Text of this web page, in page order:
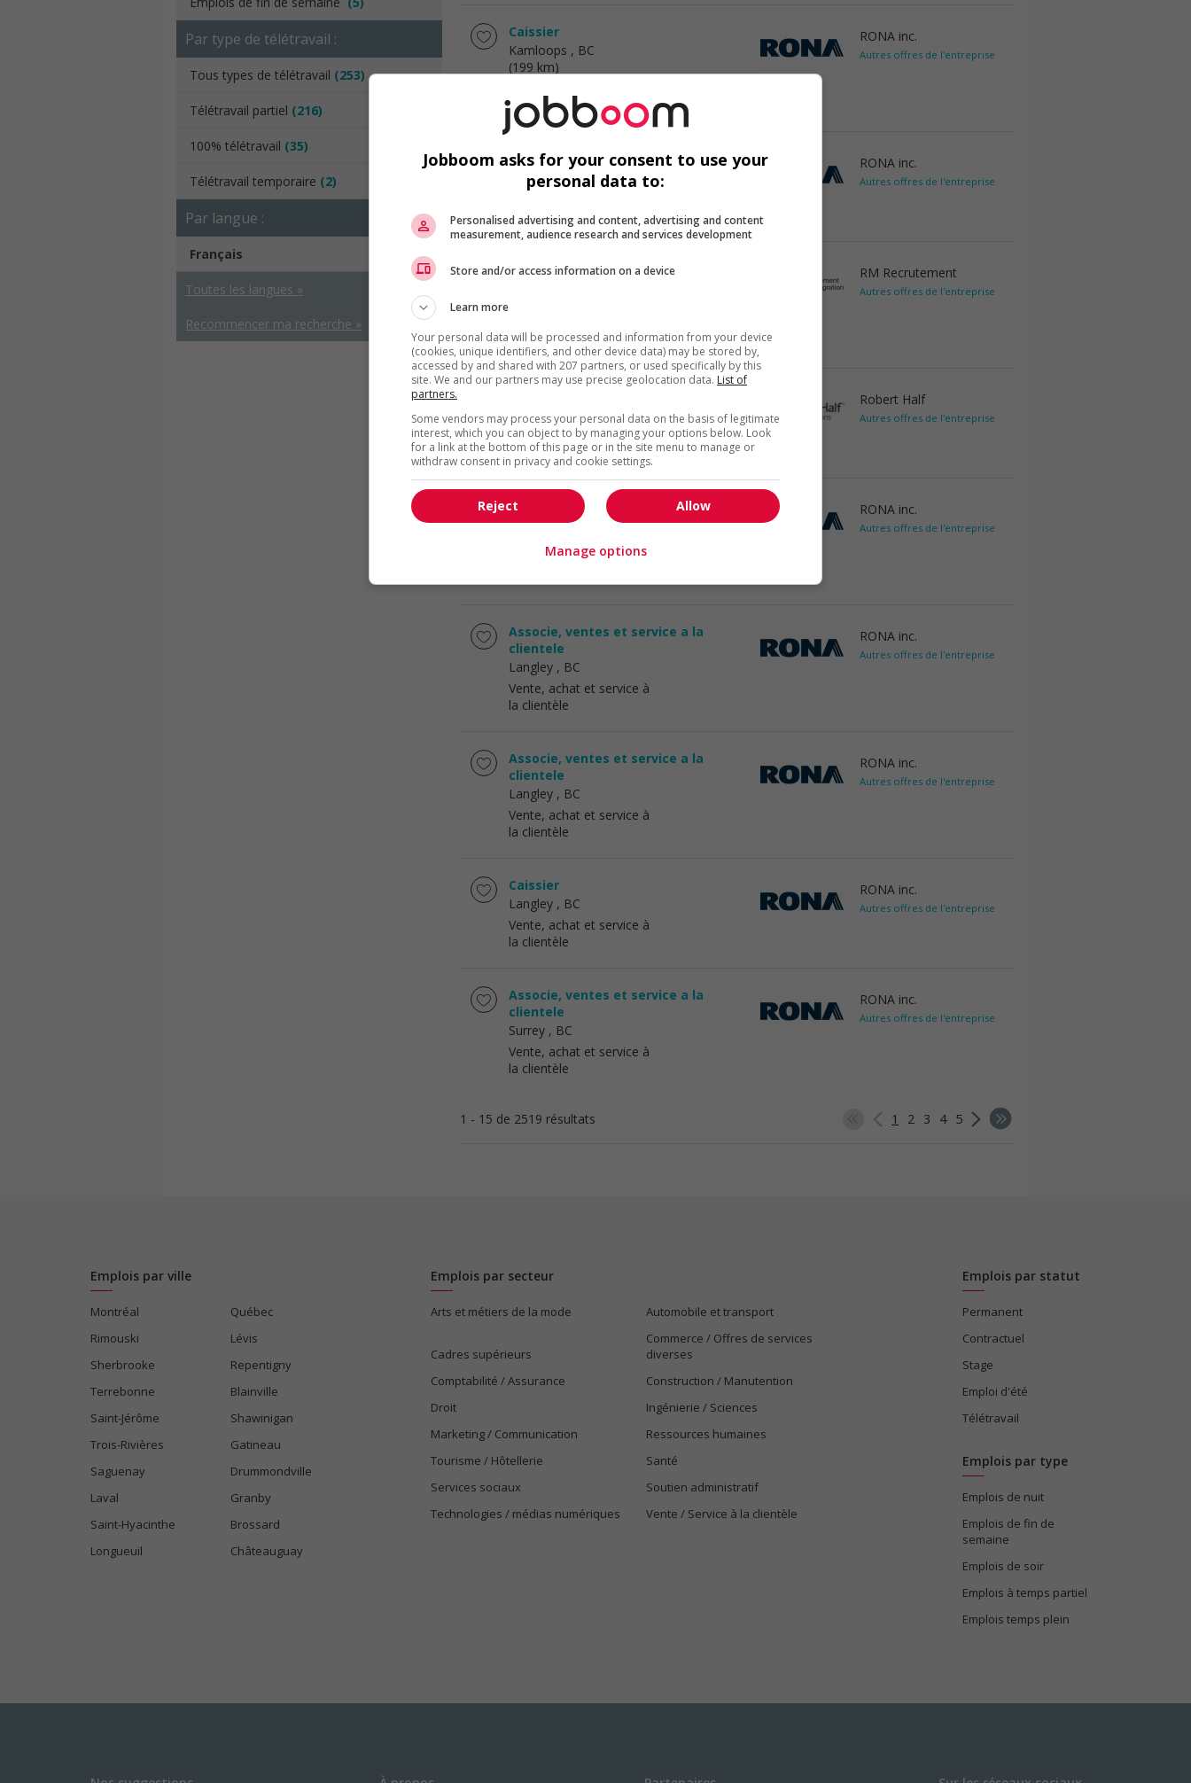
Par type de télétravail :
Tous types de télétravail (253)
Télétravail partiel (216)
100% télétravail (35)
Télétravail temporaire (2)
Par langue :
Français
Toutes les langues »
Recommencer ma recherche »
Caissier
Kamloops , BC
(199 km)
la clientèle
RONA inc.
Autres offres de l'entreprise
Directeur général
Chilliwack, BC
direction
RONA inc.
Autres offres de l'entreprise
Ice river springs water co. inc. -
et manutention
RM Recrutement
Autres offres de l'entreprise
Abbotsford, BC
Construction, production
et manutention
Robert Half
Autres offres de l'entreprise
Associé, service à la clientele
(s1)electricité
Vente, achat et service à
RONA inc.
Autres offres de l'entreprise
Associe, ventes et service a la
clientele
Langley , BC
Vente, achat et service à
la clientèle
RONA inc.
Autres offres de l'entreprise
Associe, ventes et service a la
clientele
Langley , BC
Vente, achat et service à
la clientèle
RONA inc.
Autres offres de l'entreprise
Caissier
Langley , BC
Vente, achat et service à
la clientèle
RONA inc.
Autres offres de l'entreprise
Associe, ventes et service a la
clientele
Surrey , BC
Vente, achat et service à
la clientèle
RONA inc.
Autres offres de l'entreprise
1 - 15 de 2519 résultats 1 2 3 4 5
Emplois par ville
Montréal
Québec
Rimouski
Lévis
Sherbrooke
Repentigny
Terrebonne
Blainville
Saint-Jérôme
Shawinigan
Trois-Rivières
Gatineau
Saguenay
Drummondville
Laval
Granby
Saint-Hyacinthe
Brossard
Longueuil
Châteauguay
Emplois par secteur
Arts et métiers de la mode Automobile et transport
Cadres supérieurs
Commerce / Offres de services
diverses
Comptabilité / Assurance
Construction / Manutention
Droit
Ingénierie / Sciences
Marketing / Communication
Ressources humaines
Tourisme / Hôtellerie
Santé
Services sociaux
Soutien administratif
Technologies / médias numériques
Vente / Service à la clientèle
Emplois par statut
Permanent
Contractuel
Stage
Emploi d'été
Télétravail
Emplois par type
Emplois de nuit
Emplois de fin de
semaine
Emplois de soir
Emplois à temps partiel
Emplois temps plein
Jobboom asks for your consent to use your
personal data to:
Personalised advertising and content, advertising and content
measurement, audience research and services development
Store and/or access information on a device
Learn more
Your personal data will be processed and information from your device
(cookies, unique identifiers, and other device data) may be stored by,
accessed by and shared with 207 partners, or used specifically by this
site. We and our partners may use precise geolocation data. List of
partners.
Some vendors may process your personal data on the basis of legitimate
interest, which you can object to by managing your options below. Look
for a link at the bottom of this page or in the site menu to manage or
withdraw consent in privacy and cookie settings.
Allow
Reject
Manage options